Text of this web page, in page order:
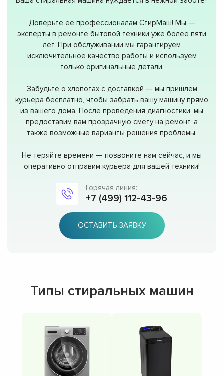
Доверьте её профессионалам СтирМаш! Мы —
эксперты в ремонте бытовой техники уже более пяти
лет. При обслуживании мы гарантируем
исключительное качество работы и используем
только оригинальные детали.
Забудьте о хлопотах с доставкой — мы пришлем
курьера бесплатно, чтобы забрать вашу машину прямо
из вашего дома. После проведения диагностики, мы
предоставим вам прозрачную смету на ремонт, а
также возможные варианты решения проблемы.
Не теряйте времени — позвоните нам сейчас, и мы
оперативно отправим курьера для вашей техники!
Горячая линия:
+7 (499) 112-43-96
ОСТАВИТЬ ЗАЯВКУ
Типы стиральных машин